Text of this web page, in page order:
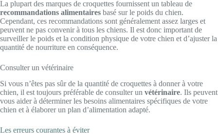
La plupart des marques de croquettes fournissent un tableau de
recommandations alimentaires basé sur le poids du chien.
Cependant, ces recommandations sont généralement assez larges et
peuvent ne pas convenir à tous les chiens. Il est donc important de
surveiller le poids et la condition physique de votre chien et d’ajuster la
quantité de nourriture en conséquence.
Consulter un vétérinaire
Si vous n’êtes pas sûr de la quantité de croquettes à donner à votre
chien, il est toujours préférable de consulter un vétérinaire. Ils peuvent
vous aider à déterminer les besoins alimentaires spécifiques de votre
chien et à élaborer un plan d’alimentation adapté.
Les erreurs courantes à éviter